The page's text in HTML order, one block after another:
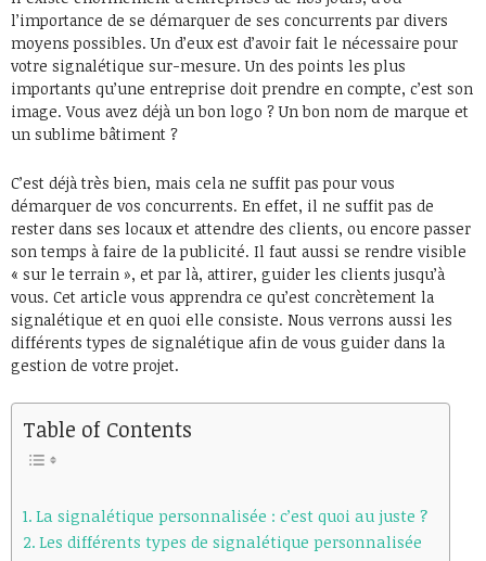
l’importance de se démarquer de ses concurrents par divers
moyens possibles. Un d’eux est d’avoir fait le nécessaire pour
votre signalétique sur-mesure. Un des points les plus
importants qu’une entreprise doit prendre en compte, c’est son
image. Vous avez déjà un bon logo ? Un bon nom de marque et
un sublime bâtiment ?
C’est déjà très bien, mais cela ne suffit pas pour vous
démarquer de vos concurrents. En effet, il ne suffit pas de
rester dans ses locaux et attendre des clients, ou encore passer
son temps à faire de la publicité. Il faut aussi se rendre visible
« sur le terrain », et par là, attirer, guider les clients jusqu’à
vous. Cet article vous apprendra ce qu’est concrètement la
signalétique et en quoi elle consiste. Nous verrons aussi les
différents types de signalétique afin de vous guider dans la
gestion de votre projet.
Table of Contents
La signalétique personnalisée : c’est quoi au juste ?
Les différents types de signalétique personnalisée